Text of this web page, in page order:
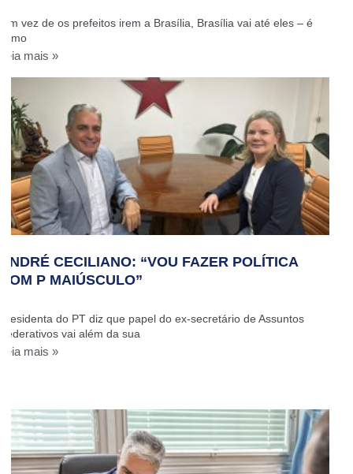
‘Em vez de os prefeitos irem a Brasília, Brasília vai até eles – é
como
Leia mais »
ANDRÉ CECILIANO: “VOU FAZER POLÍTICA
COM P MAIÚSCULO”
Presidenta do PT diz que papel do ex-secretário de Assuntos
Federativos vai além da sua
Leia mais »